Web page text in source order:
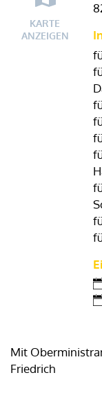
KARTE
ANZEIGEN
Mit
Friedrich